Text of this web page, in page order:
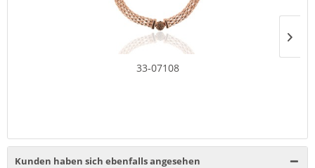
33-07108
Kunden haben sich ebenfalls angesehen